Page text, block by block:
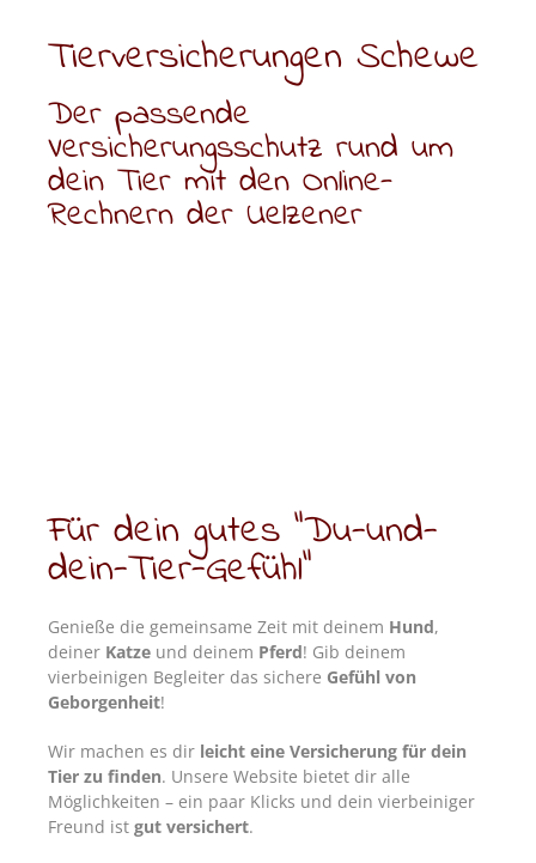
Tierversicherungen Schewe
Der passende
Versicherungsschutz rund um
dein Tier mit den Online-
Rechnern der Uelzener
Für dein gutes “Du-und-
dein-Tier-Gefühl”
Genieße die gemeinsame Zeit mit deinem Hund,
deiner Katze und deinem Pferd! Gib deinem
vierbeinigen Begleiter das sichere Gefühl von
Geborgenheit!
Wir machen es dir leicht eine Versicherung für dein
Tier zu finden. Unsere Website bietet dir alle
Möglichkeiten – ein paar Klicks und dein vierbeiniger
Freund ist gut versichert.